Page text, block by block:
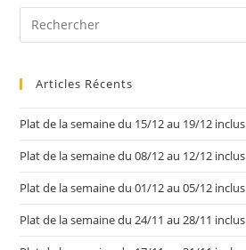
Articles Récents
Plat de la semaine du 15/12 au 19/12 inclus
Plat de la semaine du 08/12 au 12/12 inclus
Plat de la semaine du 01/12 au 05/12 inclus
Plat de la semaine du 24/11 au 28/11 inclus